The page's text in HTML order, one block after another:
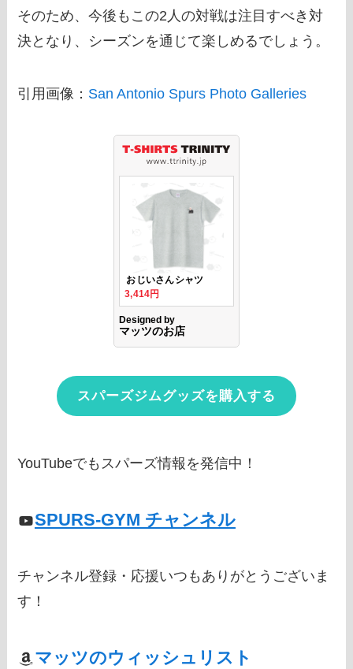
そのため、今後もこの2人の対戦は注目すべき対
決となり、シーズンを通じて楽しめるでしょう。
引用画像： San Antonio Spurs Photo Galleries
スパーズジムグッズを購入する
YouTubeでもスパーズ情報を発信中！
SPURS-GYM チャンネル
チャンネル登録・応援いつもありがとうございま
す！
マッツのウィッシュリスト